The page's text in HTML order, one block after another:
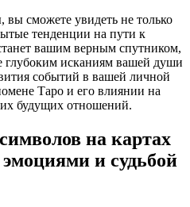
вы сможете увидеть не только
тенденции на пути к
вашим верным спутником,
глубоким исканиям вашей души
событий в вашей личной
Таро и его влиянии на
будущих отношений.
на картах
и судьбой